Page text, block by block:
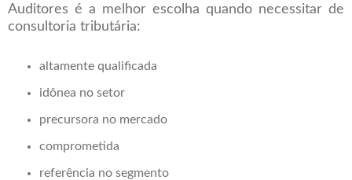
Auditores é a melhor escolha quando necessitar de
consultoria tributária:
altamente qualificada
idônea no setor
precursora no mercado
comprometida
referência no segmento